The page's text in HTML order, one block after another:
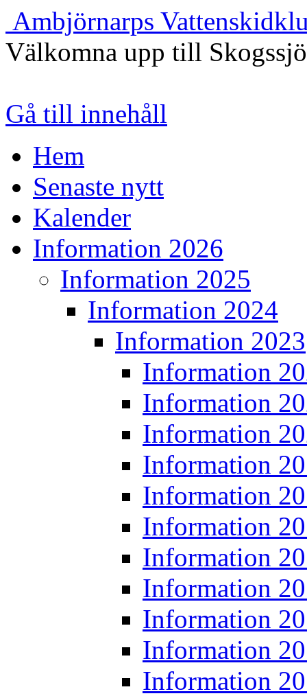
Ambjörnarps
Välkomna upp till
Gå till innehåll
Hem
Senaste nytt
Kalender
Information 2026
Information 2025
Information 2024
Information 2023
Information
Information
Information
Information
Information
Information
Information
Information
Information
Information
Information